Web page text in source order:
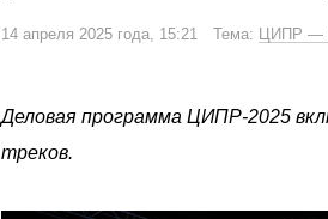
14 апреля 2025 года, 15:21 Тема: ЦИПР —
Деловая программа ЦИПР-2025
треков.